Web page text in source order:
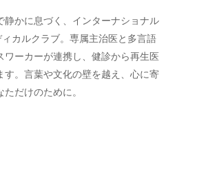
静かに息づく、インターナショナル
カルクラブ。専属主治医と多言語
ワーカーが連携し、健診から再生医
す。言葉や文化の壁を越え、心に寄
だけのために。